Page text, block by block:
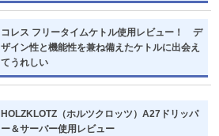
コレス フリータイムケトル使用レビュー！ デ
ザイン性と機能性を兼ね備えたケトルに出会え
てうれしい
HOLZKLOTZ（ホルツクロッツ）A27ドリッパ
ー＆サーバー使用レビュー